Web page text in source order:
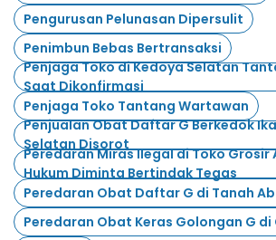
Pengurusan Pelunasan Dipersulit
Penimbun Bebas Bertransaksi
Penjaga Toko di Kedoya Selatan
Saat Dikonfirmasi
Penjaga Toko Tantang Wartawan
Penjualan Obat Daftar G Berkedok
Selatan Disorot
Peredaran Miras Ilegal di Toko Grosir
Hukum Diminta Bertindak Tegas
Peredaran Obat Daftar G di Tanah
Peredaran Obat Keras Golongan G di